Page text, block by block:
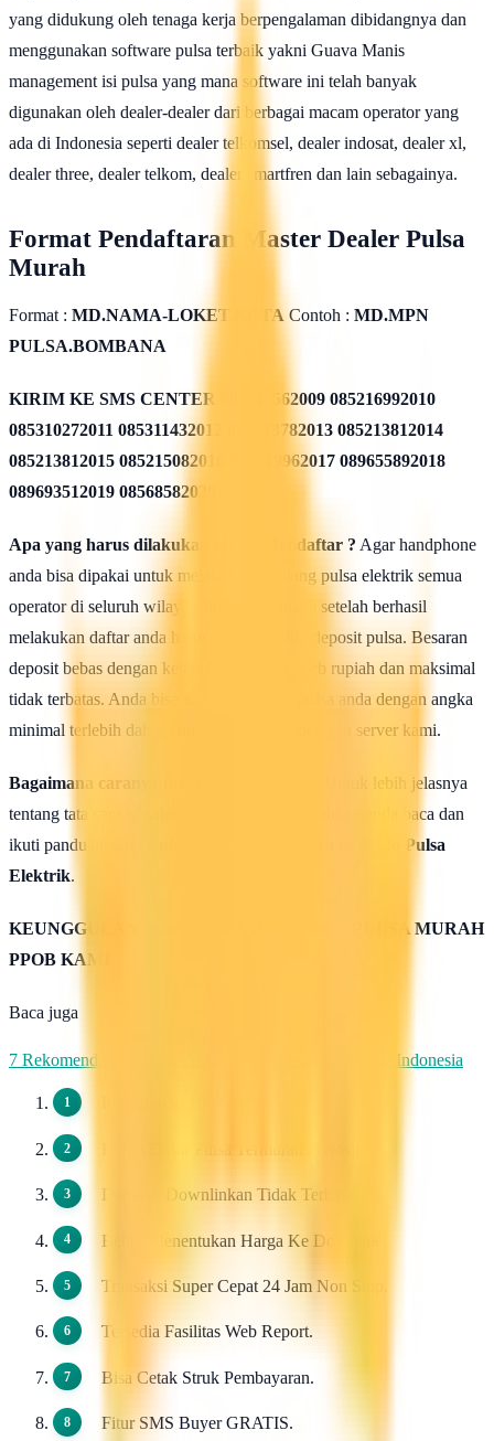
yang didukung oleh tenaga kerja berpengalaman dibidangnya dan
menggunakan software pulsa terbaik yakni Guava Manis
management isi pulsa yang mana software ini telah banyak
digunakan oleh dealer-dealer dari berbagai macam operator yang
ada di Indonesia seperti dealer telkomsel, dealer indosat, dealer xl,
dealer three, dealer telkom, dealer smartfren dan lain sebagainya.
Format Pendaftaran Master Dealer Pulsa
Murah
Format : MD.NAMA-LOKET.KOTA Contoh : MD.MPN
PULSA.BOMBANA
KIRIM KE SMS CENTER
085311562009 085216992010
085310272011 085311432012 085213782013 085213812014
085213812015 085215082016 085819962017 089655892018
089693512019 08568582020
Apa yang harus dilakukan seusai Mendaftar ? Agar handphone
anda bisa dipakai untuk melakukan isi ulang pulsa elektrik semua
operator di seluruh wilayah Indonesia, maka setelah berhasil
melakukan daftar anda harus mengisi saldo deposit pulsa. Besaran
deposit bebas dengan ketentuan minimal 50rb rupiah dan maksimal
tidak terbatas. Anda bisa isi deposit saldo pulsa anda dengan angka
minimal terlebih dahulu untuk uji coba kehebatan server kami.
Bagaimana caranya mengisi saldo pulsa ?
Untuk lebih jelasnya
tentang tata cara isi saldo deposit pulsa ini silahkan anda baca dan
ikuti panduan yang terdapat di halaman :
Cara isi Saldo Pulsa
Elektrik.
KEUNGGULAN & KELEBIHAN SERVER PULSA MURAH
PPOB KAMI
Baca juga
7 Rekomendasi Pengirim WhatsApp Massal Terbaik di Indonesia
Dapat di Downlinkan Tidak Terbatas.
Bebas Menentukan Harga Ke Downline.
Transaksi Super Cepat 24 Jam Non Stop.
Tersedia Fasilitas Web Report.
Bisa Cetak Struk Pembayaran.
Fitur SMS Buyer GRATIS.